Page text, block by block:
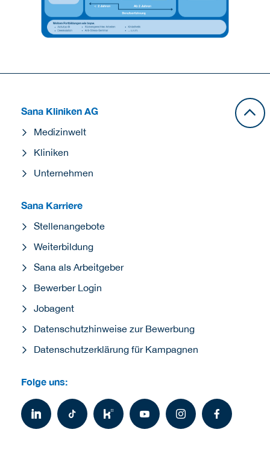
Sana Kliniken AG
Medizinwelt
Kliniken
Unternehmen
Sana Karriere
Stellenangebote
Weiterbildung
Sana als Arbeitgeber
Bewerber Login
Jobagent
Datenschutzhinweise zur Bewerbung
Datenschutzerklärung für Kampagnen
Folge uns: